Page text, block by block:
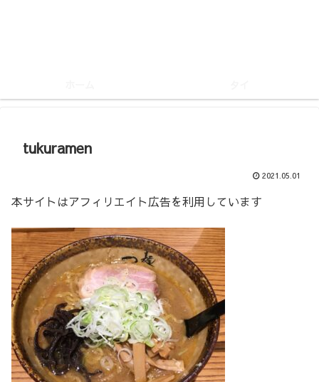
tukuramen
2021.05.01
本サイトはアフィリエイト広告を利用しています